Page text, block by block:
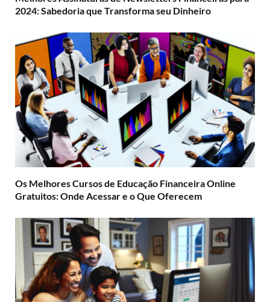
2024: Sabedoria que Transforma seu Dinheiro
Os Melhores Cursos de Educação Financeira Online
Gratuitos: Onde Acessar e o Que Oferecem